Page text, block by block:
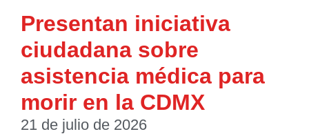
Presentan iniciativa
ciudadana sobre
asistencia médica para
morir en la CDMX
21 de julio de 2026